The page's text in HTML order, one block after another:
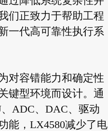
们正致力于帮助工程
一代高可靠性执行系
对容错能力和确定性
键型环境而设计。通
ADC、DAC、驱动
能，LX4580减少了电